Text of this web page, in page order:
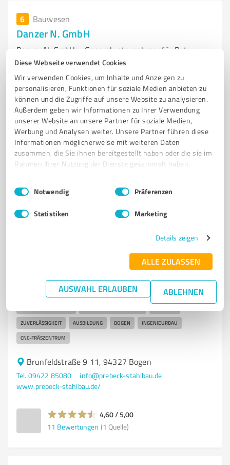
Diese Webseite verwendet Cookies
Wir verwenden Cookies, um Inhalte und Anzeigen zu
personalisieren, Funktionen für soziale Medien anbieten zu
können und die Zugriffe auf unsere Website zu analysieren.
Außerdem geben wir Informationen zu Ihrer Verwendung
unserer Website an unsere Partner für soziale Medien,
Werbung und Analysen weiter. Unsere Partner führen diese
Informationen möglicherweise mit weiteren Daten
zusammen, die Sie ihnen bereitgestellt haben oder die sie im
Rahmen Ihrer Nutzung der Dienste gesammelt haben.
Impressum Datenschutzbestimmungen
Einwilligungsauswahl
Notwendig Präferenzen
Statistiken Marketing
Details zeigen
ALLE ZULASSEN
AUSWAHL ERLAUBEN ABLEHNEN
6 Bauwesen
Danzer N. GmbH
Danzer N. GmbH – Generalunternehmer für Putz,
Dämmung und Estrich in Bayern
INNENPUTZ AUSSENPUTZ WÄRMEDÄMMVERBUNDSYSTEME
ESTRICHE GENERALUNTERNEHMER
Reinbachstraße 19, 94360 Mitterfels
Tel. 09961 9439080
info@danzer-verputz.de
www.danzer-verputz.de/
Stahlbau und Metallbau Lösungen von Franz Prebeck
METALLBAU ANLAGENBAU SCHWEISSKOMPONENTEN
ZUVERLÄSSIGKEIT AUSBILDUNG BOGEN INGENIEURBAU
CNC-FRÄSZENTRUM
Brunfeldstraße 9 11, 94327 Bogen
Tel. 09422 85080
info@prebeck-stahlbau.de
www.prebeck-stahlbau.de/
4,60 / 5,00
11 Bewertungen (1 Quelle)